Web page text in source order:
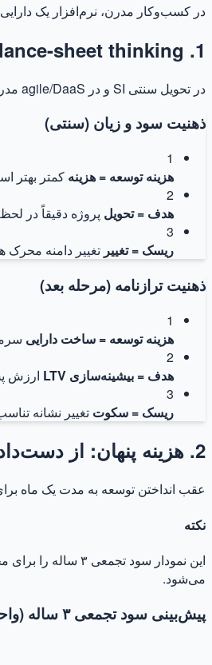
در کسب‌وکار مدرن، نرم‌افزار یک
1. Paradigm shift: P&L thinking vs balance-sheet thinking
در تحویل سنتی SI و در agile/DaaS مدرن، تعریف مالی موفقیت به‌طور بنیادین متفاوت است. کدام نگاه تصمیم‌های سرمایه‌گذاری شما را هدایت می‌کند؟
ذهنیت سود و زیان (سنتی)
1
هزینه توسعه = هزینه کمتر
2
هدف = تحویل پروژه دقیقاً در
3
ریسک = تغییر تغییر دامنه محرک
ذهنیت ترازنامه (مرحله بعد)
1
هزینه توسعه = ساخت دارایی
2
هدف = بیشینه‌سازی LTV
ارزش
3
ریسک = سکوت تغییر نشانه
2. هزینه پنهان: از دست‌دادن فرصت
عقب انداختن توسعه به مدت یک ماه
نکته
می‌شود.
پیش‌بینی سود تجمعی ۳ ساله (واحد: 10,000 ین)